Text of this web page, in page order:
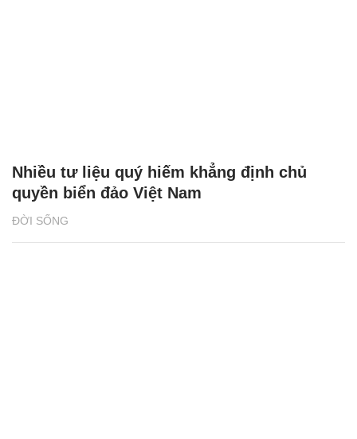
ĐỜI SỐNG
Nhiều tư liệu quý hiếm khẳng định chủ
quyền biển đảo Việt Nam